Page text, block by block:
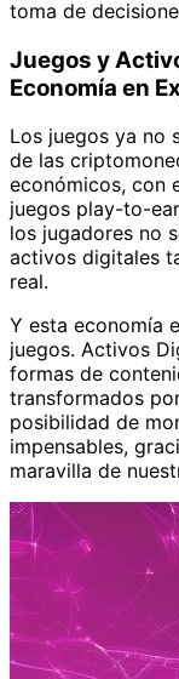
toma de
Juegos y
Economía en
Los juegos ya no
de las
económicos, con
juegos play-to-
los jugadores no
activos digitales
real.
Y esta economía
juegos. Activos
formas de
transformados
posibilidad de
impensables,
maravilla de